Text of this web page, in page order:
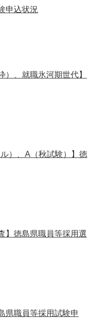
申込状況
）、就職氷河期世代】
）、A（秋試験）】徳
】徳島県職員等採用選
県職員等採用試験申